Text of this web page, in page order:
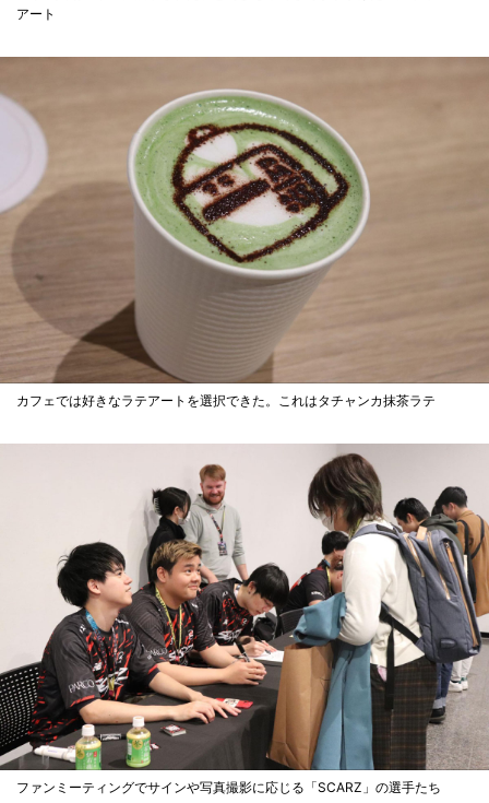
アート
カフェでは好きなラテアートを選択できた。これはタチャンカ抹茶ラテ
ファンミーティングでサインや写真撮影に応じる「SCARZ」の選手たち